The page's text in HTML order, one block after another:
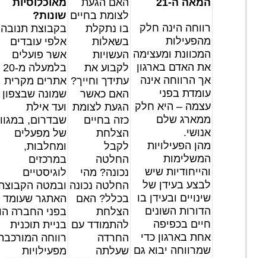
המאה ה-21
רווחה הינה חלק
מהפעילות
המכוונת ומעצימה
את האדם בארגון
אך הרווחה אינה
עומדת בפני
עצמה – היא חלק
ממארג שלם
אנושי.
מהן הפעילויות
המשלימות
והייחודיות שיש
לבצע בעידן של
שינויים ובעידן בו
הדורות השונים
חיים בכפיפה
אחת בארגון כדי
שמרווחה יבוא גם
האם הגעת
לצומת בחיים
בו נתקלת
בשאלות
העשויות
לקבוע את
עתידך וחייך?
האם כאשר
הגעת לצומת
כזה בחיים
הצלחת
לקבל
החלטה
נכונה? מהי
החלטה נכונה
בכלל? האם
הצלחת
להתמודד עם
החרדה
שעלתה
מאוכלוסיות
שונות?
בקבוצת תנובה
אלפי עובדים
אשר פועלים
בלמעלה מ-20
אתרים מקרית
שמונה שבצפון
ועד אילת
שבדרום,
של מפעלים
ומחלבות,
במרכזים
לוגיסטיים
ובמטה
האתגר שעומד
בפני החברה
בניית תוכנית
רווחה
מפעילויות